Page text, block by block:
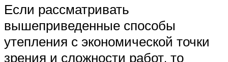
Если рассматривать
вышеприведенные способы
утепления с экономической точки
зрения и сложности работ, то